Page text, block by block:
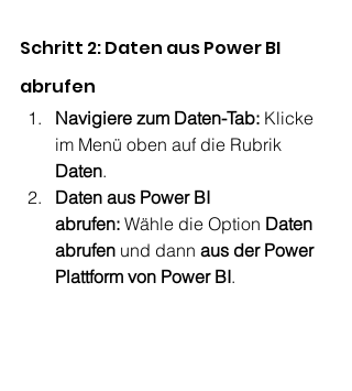
Schritt 2: Daten aus Power BI
abrufen
Navigiere zum Daten-Tab: Klicke
im Menü oben auf die Rubrik
Daten.
Daten aus Power BI
abrufen: Wähle die Option Daten
abrufen und dann aus der Power
Plattform von Power BI.